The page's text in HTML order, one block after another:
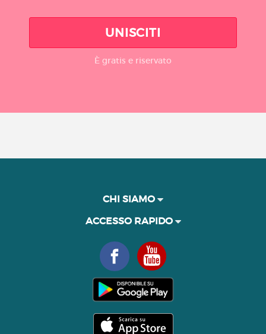
UNISCITI
È gratis e riservato
CHI SIAMO
ACCESSO RAPIDO